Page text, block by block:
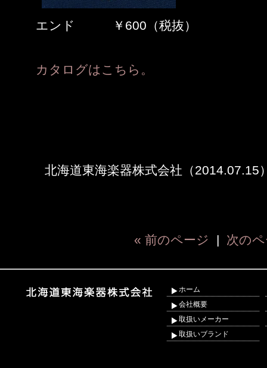
エンド ￥600（税抜）
カタログはこちら。
北海道東海楽器株式会社（2014.07.15
« 前のページ | 次の
ホーム
会社概要
取扱いメーカー
取扱いブランド